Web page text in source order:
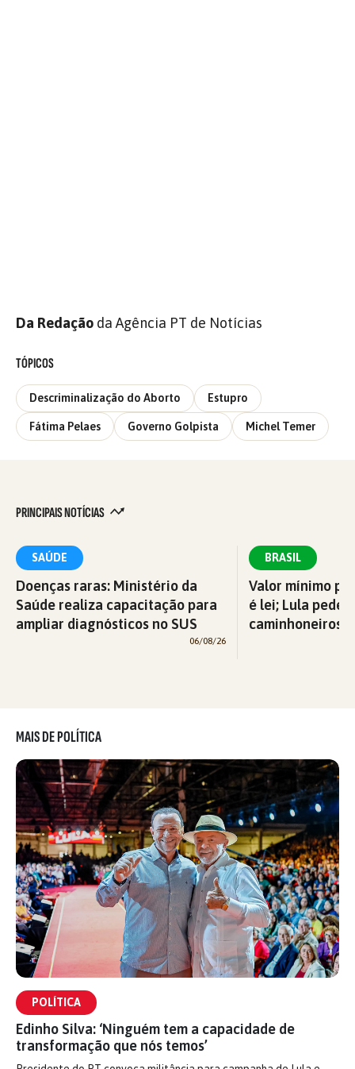
Da Redação da Agência PT de Notícias
TÓPICOS
Descriminalização do Aborto Estupro
Fátima Pelaes Governo Golpista Michel Temer
PRINCIPAIS NOTÍCIAS
SAÚDE
Doenças raras: Ministério da
Saúde realiza capacitação para
ampliar diagnósticos no SUS
06/08/26
BRASIL
Valor mínimo
é lei; Lula pede
caminhoneiros
MAIS DE POLÍTICA
POLÍTICA
Edinho Silva: ‘Ninguém tem a capacidade de
transformação que nós temos’